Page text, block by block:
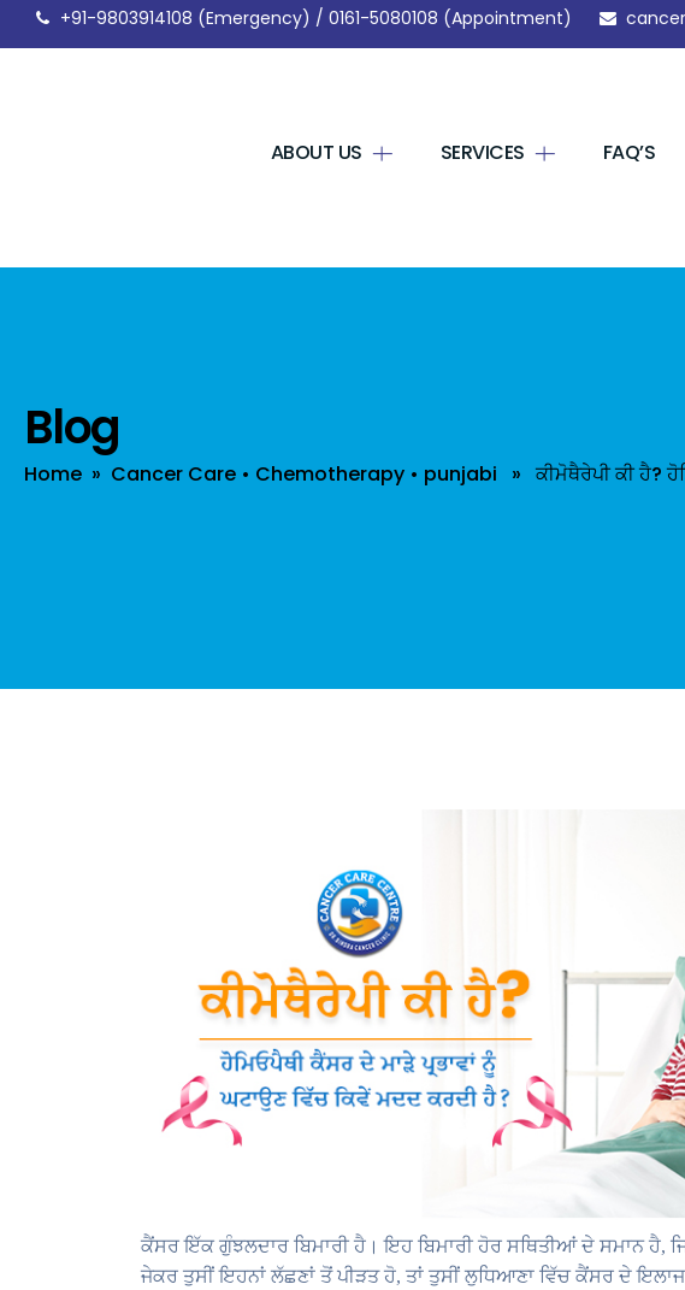
+91-9803914108 (Emergency) / 0161-5080108 (Appointment)
ABOUT US SERVICES FAQ’S
Blog
Home » Cancer Care • Chemotherapy • punjabi » ਕੀਮੋਥੈਰੇਪੀ ਕੀ ਹੈ?
ਕੈਂਸਰ ਇੱਕ ਗੁੰਝਲਦਾਰ ਬਿਮਾਰੀ ਹੈ। ਇਹ ਬਿਮਾਰੀ ਹੋਰ ਸਥਿਤੀਆਂ ਦੇ ਸਮਾਨ ਹੈ,
ਜੇਕਰ ਤੁਸੀਂ ਇਹਨਾਂ ਲੱਛਣਾਂ ਤੋਂ ਪੀੜਤ ਹੋ, ਤਾਂ ਤੁਸੀਂ ਲੁਧਿਆਣਾ ਵਿੱਚ ਕੈਂਸਰ ਦੇ